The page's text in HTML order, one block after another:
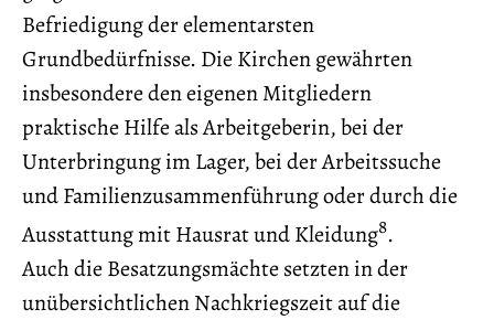
Befriedigung der elementarsten
Grundbedürfnisse. Die Kirchen gewährten
insbesondere den eigenen Mitgliedern
praktische Hilfe als Arbeitgeberin, bei der
Unterbringung im Lager, bei der Arbeitssuche
und Familienzusammenführung oder durch die
Ausstattung mit Hausrat und Kleidung8.
Auch die Besatzungsmächte setzten in der
unübersichtlichen Nachkriegszeit auf die